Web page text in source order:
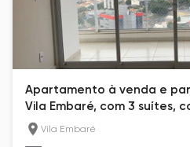
Apartamento à venda e
Vila Embaré, com 3 suítes,
Vila Embaré